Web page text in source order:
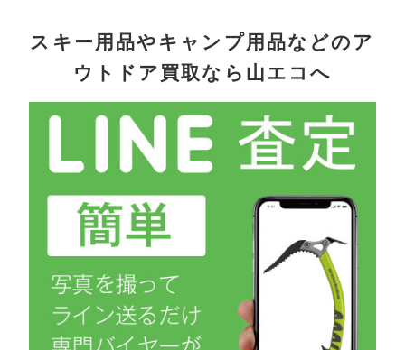
スキー用品やキャンプ用品などのア
ウトドア買取なら山エコへ